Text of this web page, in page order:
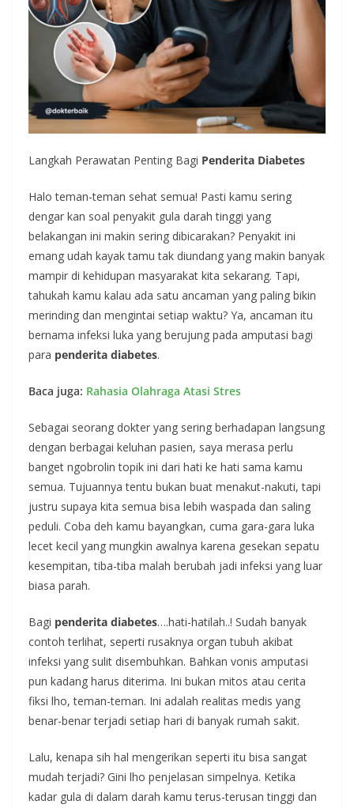
Langkah Perawatan Penting Bagi Penderita Diabetes
Halo teman-teman sehat semua! Pasti kamu sering
dengar kan soal penyakit gula darah tinggi yang
belakangan ini makin sering dibicarakan? Penyakit ini
emang udah kayak tamu tak diundang yang makin banyak
mampir di kehidupan masyarakat kita sekarang. Tapi,
tahukah kamu kalau ada satu ancaman yang paling bikin
merinding dan mengintai setiap waktu? Ya, ancaman itu
bernama infeksi luka yang berujung pada amputasi bagi
para penderita diabetes.
Baca juga: Rahasia Olahraga Atasi Stres
Sebagai seorang dokter yang sering berhadapan langsung
dengan berbagai keluhan pasien, saya merasa perlu
banget ngobrolin topik ini dari hati ke hati sama kamu
semua. Tujuannya tentu bukan buat menakut-nakuti, tapi
justru supaya kita semua bisa lebih waspada dan saling
peduli. Coba deh kamu bayangkan, cuma gara-gara luka
lecet kecil yang mungkin awalnya karena gesekan sepatu
kesempitan, tiba-tiba malah berubah jadi infeksi yang luar
biasa parah.
Bagi penderita diabetes….hati-hatilah..! Sudah banyak
contoh terlihat, seperti rusaknya organ tubuh akibat
infeksi yang sulit disembuhkan. Bahkan vonis amputasi
pun kadang harus diterima. Ini bukan mitos atau cerita
fiksi lho, teman-teman. Ini adalah realitas medis yang
benar-benar terjadi setiap hari di banyak rumah sakit.
Lalu, kenapa sih hal mengerikan seperti itu bisa sangat
mudah terjadi? Gini lho penjelasan simpelnya. Ketika
kadar gula di dalam darah kamu terus-terusan tinggi dan